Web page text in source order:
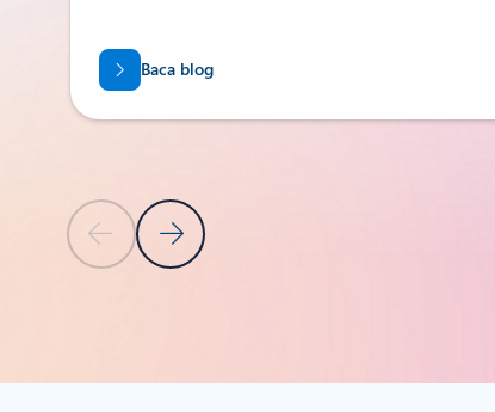
Slide Sebelumnya
Slide Berikutnya
Baca blog